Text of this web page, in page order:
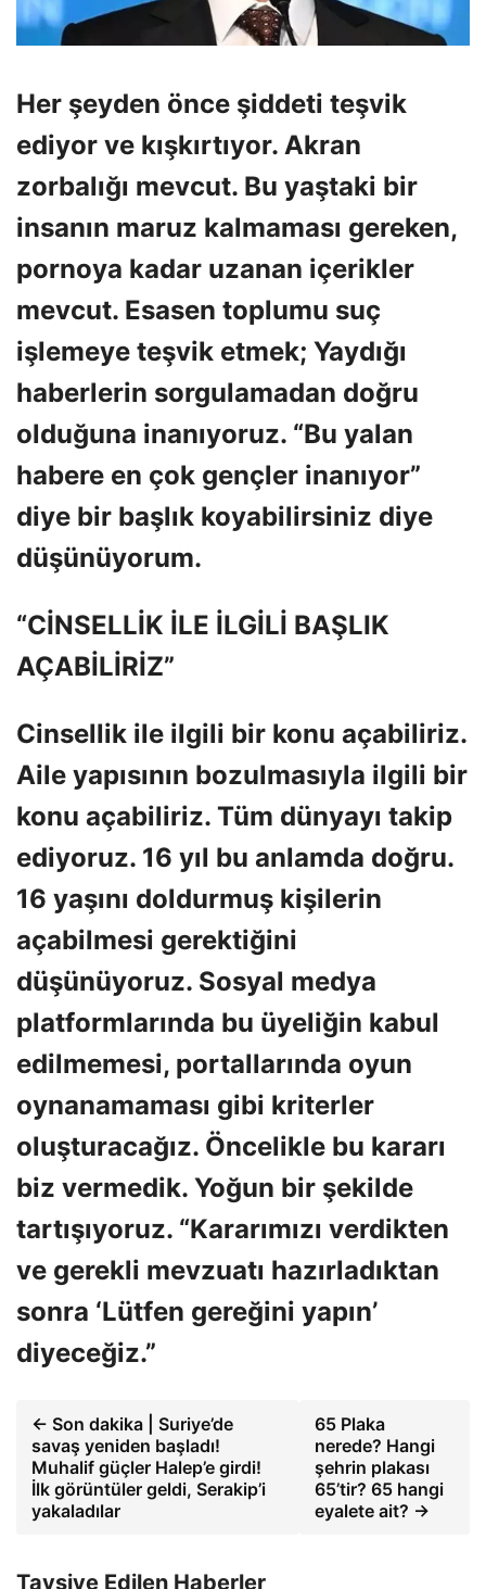
Her şeyden önce şiddeti teşvik
ediyor ve kışkırtıyor. Akran
zorbalığı mevcut. Bu yaştaki bir
insanın maruz kalmaması gereken,
pornoya kadar uzanan içerikler
mevcut. Esasen toplumu suç
işlemeye teşvik etmek; Yaydığı
haberlerin sorgulamadan doğru
olduğuna inanıyoruz. “Bu yalan
habere en çok gençler inanıyor”
diye bir başlık koyabilirsiniz diye
düşünüyorum.
“CİNSELLİK İLE İLGİLİ BAŞLIK
AÇABİLİRİZ”
Cinsellik ile ilgili bir konu açabiliriz.
Aile yapısının bozulmasıyla ilgili bir
konu açabiliriz. Tüm dünyayı takip
ediyoruz. 16 yıl bu anlamda doğru.
16 yaşını doldurmuş kişilerin
açabilmesi gerektiğini
düşünüyoruz. Sosyal medya
platformlarında bu üyeliğin kabul
edilmemesi, portallarında oyun
oynanamaması gibi kriterler
oluşturacağız. Öncelikle bu kararı
biz vermedik. Yoğun bir şekilde
tartışıyoruz. “Kararımızı verdikten
ve gerekli mevzuatı hazırladıktan
sonra ‘Lütfen gereğini yapın’
diyeceğiz.”
← Son dakika | Suriye’de
savaş yeniden başladı!
Muhalif güçler Halep’e girdi!
İlk görüntüler geldi, Serakip’i
yakaladılar
65 Plaka
nerede? Hangi
şehrin plakası
65’tir? 65 hangi
eyalete ait? →
Tavsiye Edilen Haberler